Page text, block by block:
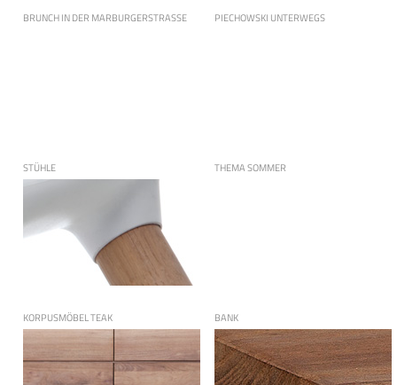
BRUNCH IN DER MARBURGERSTRASSE PIECHOWSKI UNTERWEGS
STÜHLE THEMA SOMMER
KORPUSMÖBEL TEAK BANK